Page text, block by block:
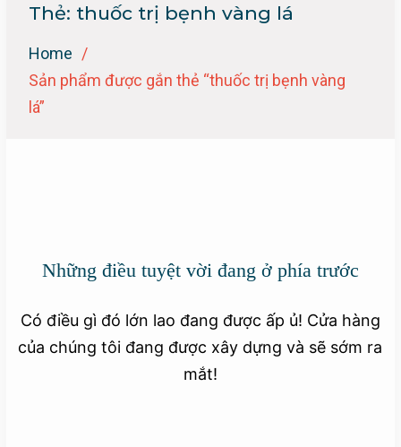
Thẻ: thuốc trị bẹnh vàng lá
Home
Sản phẩm được gắn thẻ “thuốc trị bẹnh vàng
lá”
Những điều tuyệt vời đang ở phía trước
Có điều gì đó lớn lao đang được ấp ủ! Cửa hàng
của chúng tôi đang được xây dựng và sẽ sớm ra
mắt!